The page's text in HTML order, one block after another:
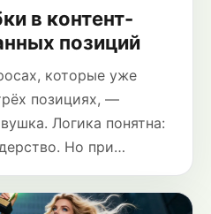
в контент-
позиций
которые уже
позициях, —
Логика понятна:
Но при…